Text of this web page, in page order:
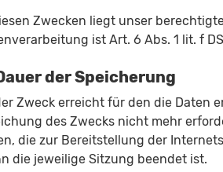
Zwecken liegt unser
ist Art. 6 Abs. 1 lit. f
der Speicherung
Zweck erreicht für den die Daten
des Zwecks nicht mehr
die zur Bereitstellung der
die jeweilige Sitzung beendet ist.